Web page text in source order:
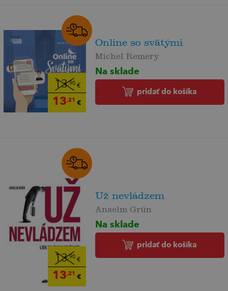
13,90€
13,21 €
Online so svätými
Michel Remery
Na sklade
pridať do košíka
13,90€
13,21 €
Už nevládzem
Anselm Grün
Na sklade
pridať do košíka